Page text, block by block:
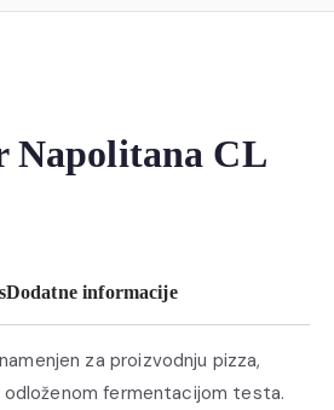
Napolitana CL
Dodatne informacije
za proizvodnju pizza,
odloženom fermentacijom testa.